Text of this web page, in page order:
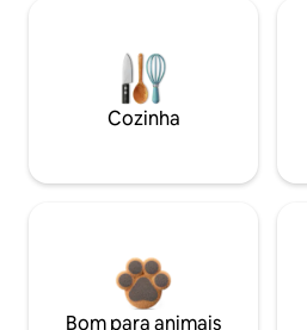
Cozinha
Bom para animais